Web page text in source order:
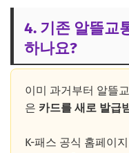
4. 기존 알뜰교
하나요?
이미 과거부터 알뜰
은 카드를 새로 발급
K-패스 공식 홈페이